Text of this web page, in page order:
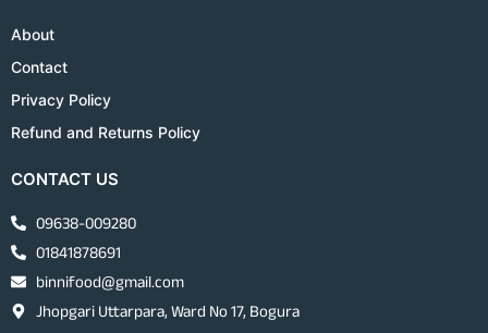
About
Contact
Privacy Policy
Refund and Returns Policy
CONTACT US
09638-009280
01841878691
binnifood@gmail.com
Jhopgari Uttarpara, Ward No 17, Bogura